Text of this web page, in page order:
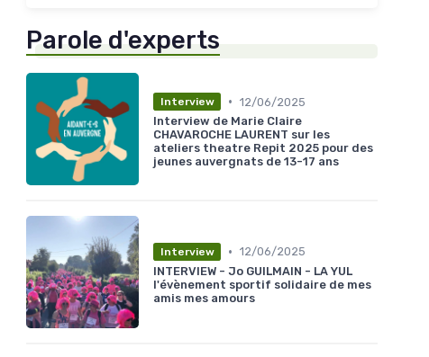
Parole d'experts
Interview • 12/06/2025
Interview de Marie Claire
CHAVAROCHE LAURENT sur les
ateliers theatre Repit 2025 pour des
jeunes auvergnats de 13-17 ans
Interview • 12/06/2025
INTERVIEW - Jo GUILMAIN - LA YUL
l'évènement sportif solidaire de mes
amis mes amours